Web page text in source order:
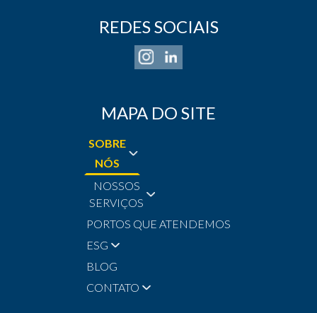
MAPA DO SITE
SOBRE
NÓS
NOSSOS
SERVIÇOS
PORTOS QUE ATENDEMOS
ESG
BLOG
CONTATO
REDES SOCIAIS